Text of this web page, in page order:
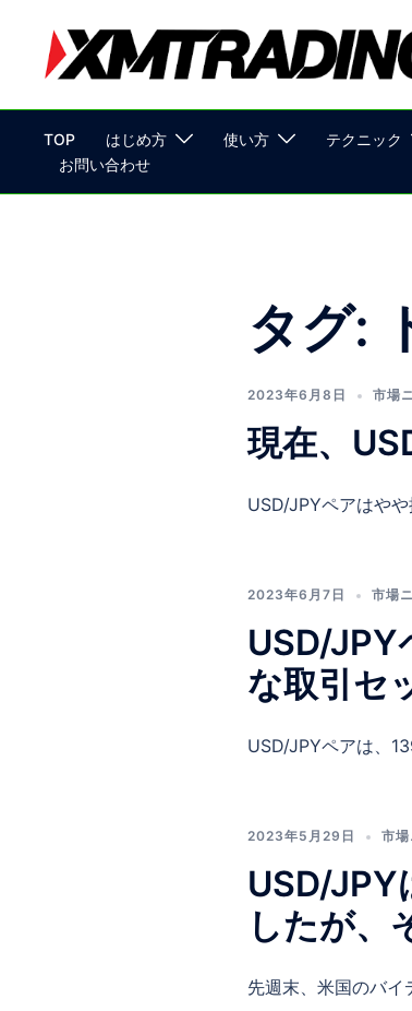
TOP はじめ方 使い方 テクニック
お問い合わせ
タグ:
2023年6月8日 市場
現在、
USD/JPYペアはや
2023年6月7日 市場
USD/JPY
な取引セ
USD/JPYペアは、
2023年5月29日 市場
USD/JPY
したが、
先週末、米国のバ